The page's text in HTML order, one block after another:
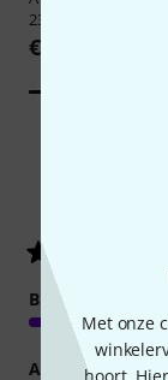
Met onze
hoort.
238x143 RP
€ 469
BEELD
AFWERKING